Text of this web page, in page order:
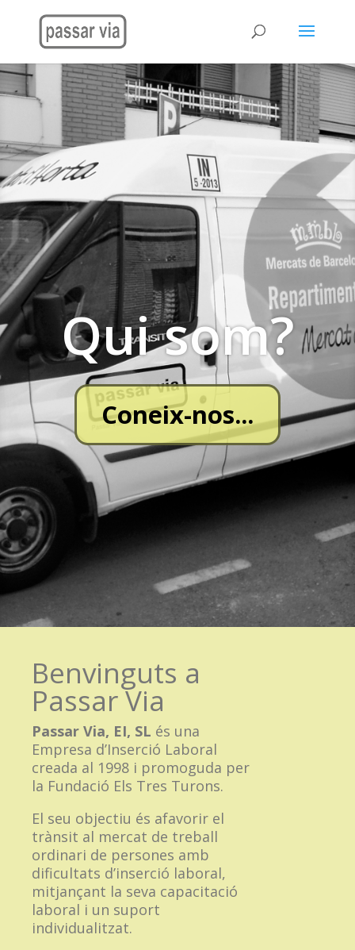
Qui som?
Coneix-nos...
Benvinguts a
Passar Via
Passar Via, EI, SL és una
Empresa d’Inserció Laboral
creada al 1998 i promoguda per
la Fundació Els Tres Turons.
El seu objectiu és afavorir el
trànsit al mercat de treball
ordinari de persones amb
dificultats d’inserció laboral,
mitjançant la seva capacitació
laboral i un suport
individualitzat.